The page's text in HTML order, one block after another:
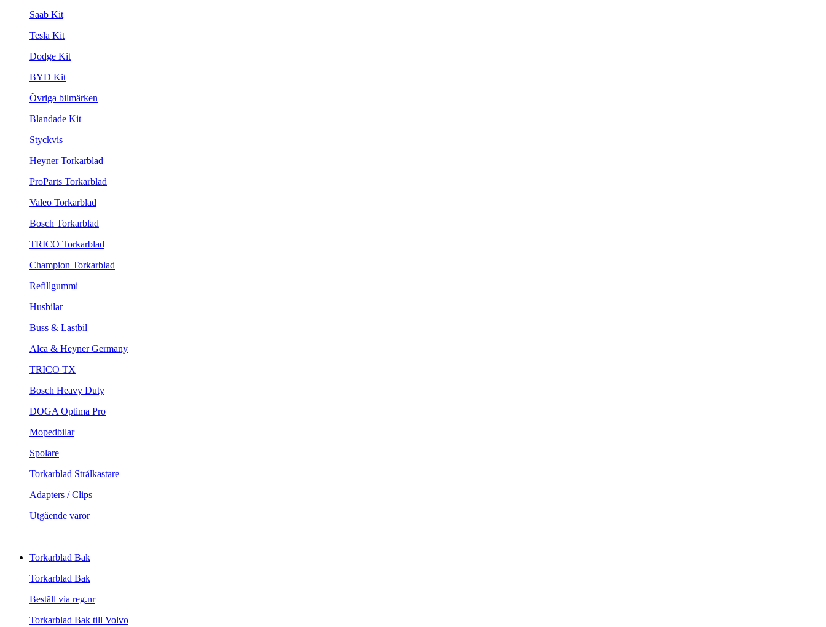
Saab Kit
Tesla Kit
Dodge Kit
BYD Kit
Övriga bilmärken
Blandade Kit
Styckvis
Heyner Torkarblad
ProParts Torkarblad
Valeo Torkarblad
Bosch Torkarblad
TRICO Torkarblad
Champion Torkarblad
Refillgummi
Husbilar
Buss & Lastbil
Alca & Heyner Germany
TRICO TX
Bosch Heavy Duty
DOGA Optima Pro
Mopedbilar
Spolare
Torkarblad Strålkastare
Adapters / Clips
Utgående varor
Torkarblad Bak
Torkarblad Bak
Beställ via reg.nr
Torkarblad Bak till Volvo